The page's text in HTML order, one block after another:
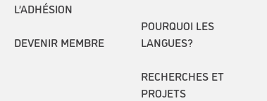
L’ADHÉSION
DEVENIR MEMBRE
POURQUOI LES
LANGUES?
RECHERCHES ET
PROJETS